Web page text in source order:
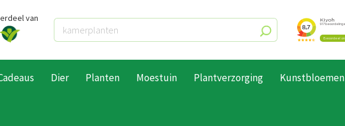
van
Dier Planten Moestuin Plantverzorging Kunstbloemen